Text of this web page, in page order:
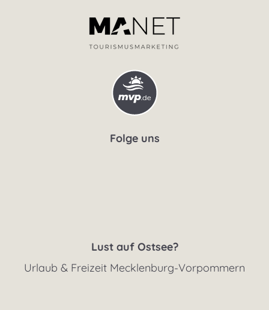
Folge uns
Lust auf Ostsee?
Urlaub & Freizeit Mecklenburg-Vorpommern